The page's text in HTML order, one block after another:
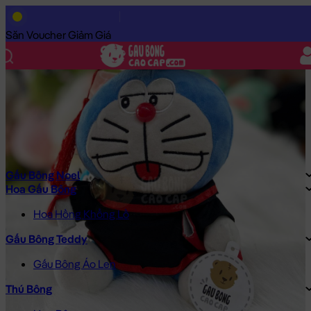
Săn Voucher Giảm Giá
Gấu Bông Noel
Hoa Gấu Bông
Hoa Hồng Khổng Lồ
Gấu Bông Teddy
Gấu Bông Áo Len
Thú Bông
Trang Chủ